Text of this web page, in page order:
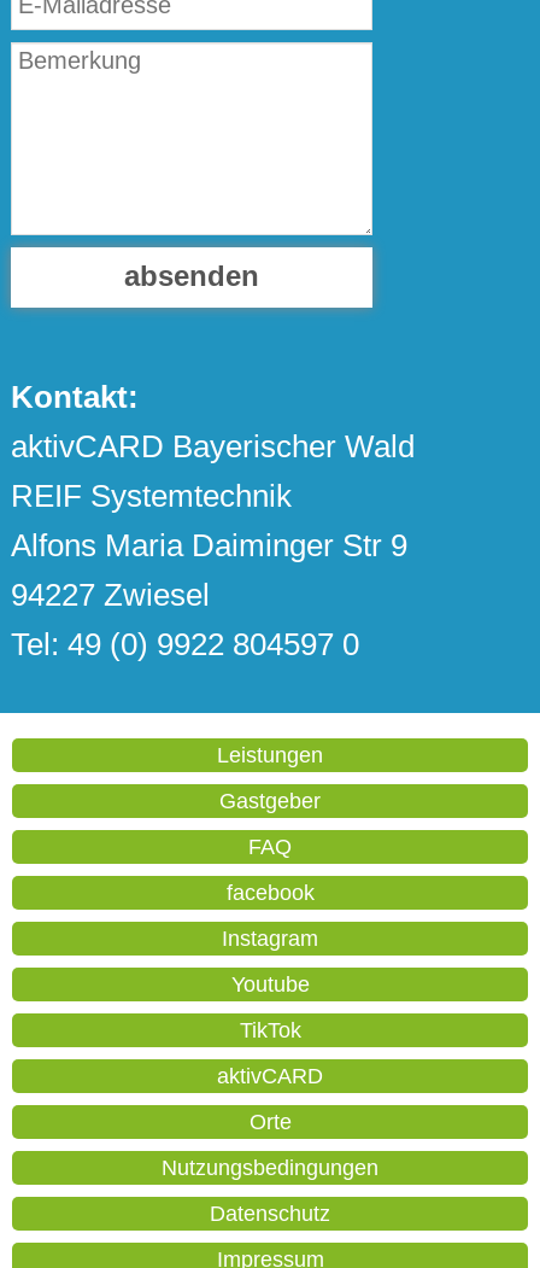
absenden
Kontakt:
aktivCARD Bayerischer Wald
REIF Systemtechnik
Alfons Maria Daiminger Str 9
94227 Zwiesel
Tel: 49 (0) 9922 804597 0
Leistungen
Gastgeber
FAQ
facebook
Instagram
Youtube
TikTok
aktivCARD
Orte
Nutzungsbedingungen
Datenschutz
Impressum